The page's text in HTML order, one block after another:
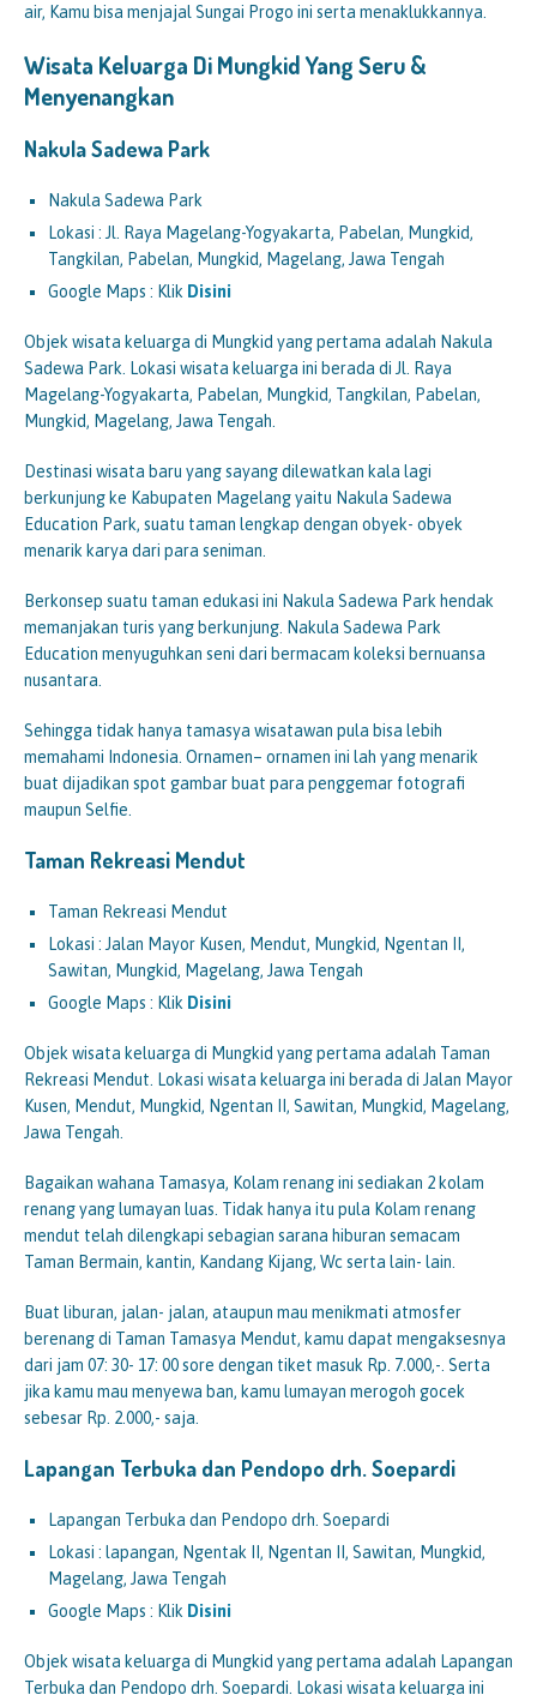
air, Kamu bisa menjajal Sungai Progo ini serta menaklukkannya.
Wisata Keluarga Di Mungkid Yang Seru &
Menyenangkan
Nakula Sadewa Park
Nakula Sadewa Park
Lokasi : Jl. Raya Magelang-Yogyakarta, Pabelan, Mungkid,
Tangkilan, Pabelan, Mungkid, Magelang, Jawa Tengah
Google Maps : Klik Disini
Objek wisata keluarga di Mungkid yang pertama adalah Nakula
Sadewa Park. Lokasi wisata keluarga ini berada di Jl. Raya
Magelang-Yogyakarta, Pabelan, Mungkid, Tangkilan, Pabelan,
Mungkid, Magelang, Jawa Tengah.
Destinasi wisata baru yang sayang dilewatkan kala lagi
berkunjung ke Kabupaten Magelang yaitu Nakula Sadewa
Education Park, suatu taman lengkap dengan obyek- obyek
menarik karya dari para seniman.
Berkonsep suatu taman edukasi ini Nakula Sadewa Park hendak
memanjakan turis yang berkunjung. Nakula Sadewa Park
Education menyuguhkan seni dari bermacam koleksi bernuansa
nusantara.
Sehingga tidak hanya tamasya wisatawan pula bisa lebih
memahami Indonesia. Ornamen– ornamen ini lah yang menarik
buat dijadikan spot gambar buat para penggemar fotografi
maupun Selfie.
Taman Rekreasi Mendut
Taman Rekreasi Mendut
Lokasi : Jalan Mayor Kusen, Mendut, Mungkid, Ngentan II,
Sawitan, Mungkid, Magelang, Jawa Tengah
Google Maps : Klik Disini
Objek wisata keluarga di Mungkid yang pertama adalah Taman
Rekreasi Mendut. Lokasi wisata keluarga ini berada di Jalan Mayor
Kusen, Mendut, Mungkid, Ngentan II, Sawitan, Mungkid, Magelang,
Jawa Tengah.
Bagaikan wahana Tamasya, Kolam renang ini sediakan 2 kolam
renang yang lumayan luas. Tidak hanya itu pula Kolam renang
mendut telah dilengkapi sebagian sarana hiburan semacam
Taman Bermain, kantin, Kandang Kijang, Wc serta lain- lain.
Buat liburan, jalan- jalan, ataupun mau menikmati atmosfer
berenang di Taman Tamasya Mendut, kamu dapat mengaksesnya
dari jam 07: 30- 17: 00 sore dengan tiket masuk Rp. 7.000,-. Serta
jika kamu mau menyewa ban, kamu lumayan merogoh gocek
sebesar Rp. 2.000,- saja.
Lapangan Terbuka dan Pendopo drh. Soepardi
Lapangan Terbuka dan Pendopo drh. Soepardi
Lokasi : lapangan, Ngentak II, Ngentan II, Sawitan, Mungkid,
Magelang, Jawa Tengah
Google Maps : Klik Disini
Objek wisata keluarga di Mungkid yang pertama adalah Lapangan
Terbuka dan Pendopo drh. Soepardi. Lokasi wisata keluarga ini